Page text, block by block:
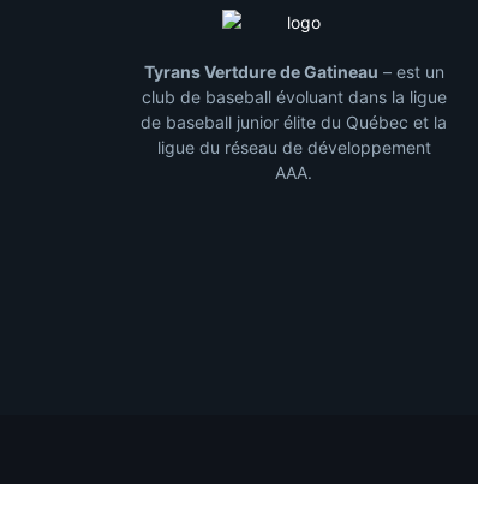
Tyrans Vertdure de Gatineau – est un
club de baseball évoluant dans la ligue
de baseball junior élite du Québec et la
ligue du réseau de développement
AAA.